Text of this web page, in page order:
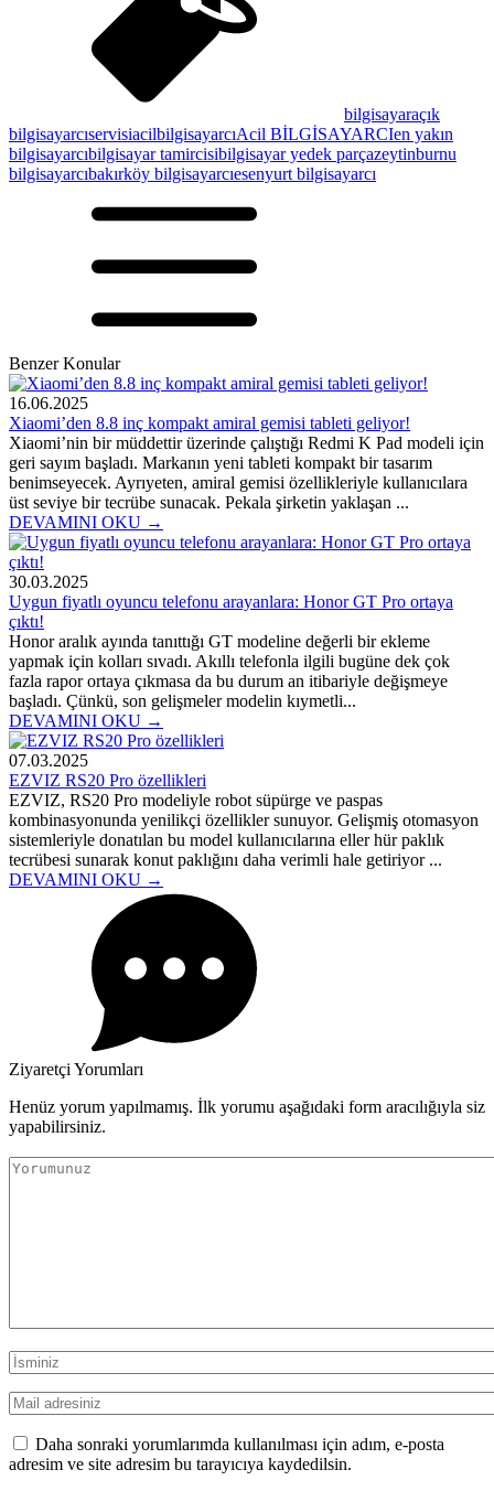
bilgisayaraçık
bilgisayarcıservisiacilbilgisayarcıAcil BİLGİSAYARCIen yakın
bilgisayarcıbilgisayar tamircisibilgisayar yedek parçazeytinburnu
bilgisayarcıbakırköy bilgisayarcıesenyurt bilgisayarcı
Benzer Konular
16.06.2025
Xiaomi’den 8.8 inç kompakt amiral gemisi tableti geliyor!
Xiaomi’nin bir müddettir üzerinde çalıştığı Redmi K Pad modeli için
geri sayım başladı. Markanın yeni tableti kompakt bir tasarım
benimseyecek. Ayrıyeten, amiral gemisi özellikleriyle kullanıcılara
üst seviye bir tecrübe sunacak. Pekala şirketin yaklaşan ...
DEVAMINI OKU →
30.03.2025
Uygun fiyatlı oyuncu telefonu arayanlara: Honor GT Pro ortaya
çıktı!
Honor aralık ayında tanıttığı GT modeline değerli bir ekleme
yapmak için kolları sıvadı. Akıllı telefonla ilgili bugüne dek çok
fazla rapor ortaya çıkmasa da bu durum an itibariyle değişmeye
başladı. Çünkü, son gelişmeler modelin kıymetli...
DEVAMINI OKU →
07.03.2025
EZVIZ RS20 Pro özellikleri
EZVIZ, RS20 Pro modeliyle robot süpürge ve paspas
kombinasyonunda yenilikçi özellikler sunuyor. Gelişmiş otomasyon
sistemleriyle donatılan bu model kullanıcılarına eller hür paklık
tecrübesi sunarak konut paklığını daha verimli hale getiriyor ...
DEVAMINI OKU →
Ziyaretçi Yorumları
Henüz yorum yapılmamış. İlk yorumu aşağıdaki form aracılığıyla siz
yapabilirsiniz.
Daha sonraki yorumlarımda kullanılması için adım, e-posta
adresim ve site adresim bu tarayıcıya kaydedilsin.